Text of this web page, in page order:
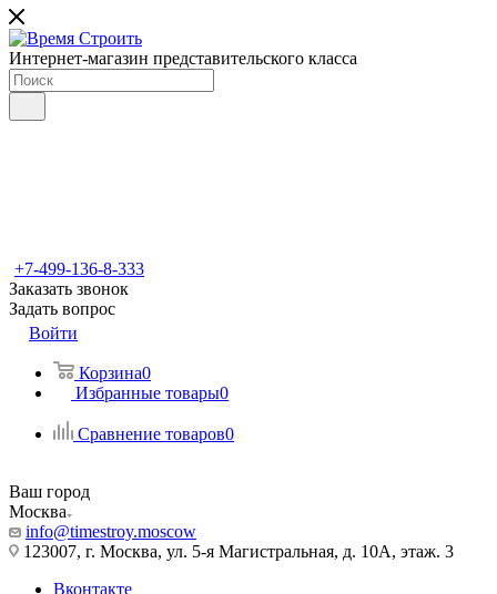
Интернет-магазин представительского класса
+7-499-136-8-333
Заказать звонок
Задать вопрос
Войти
Корзина0
Избранные товары0
Сравнение товаров0
Ваш город
Москва
info@timestroy.moscow
123007, г. Москва, ул. 5-я Магистральная, д. 10А, этаж. 3
Вконтакте